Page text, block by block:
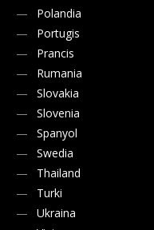
Polandia
Portugis
Prancis
Rumania
Slovakia
Slovenia
Spanyol
Swedia
Thailand
Turki
Ukraina